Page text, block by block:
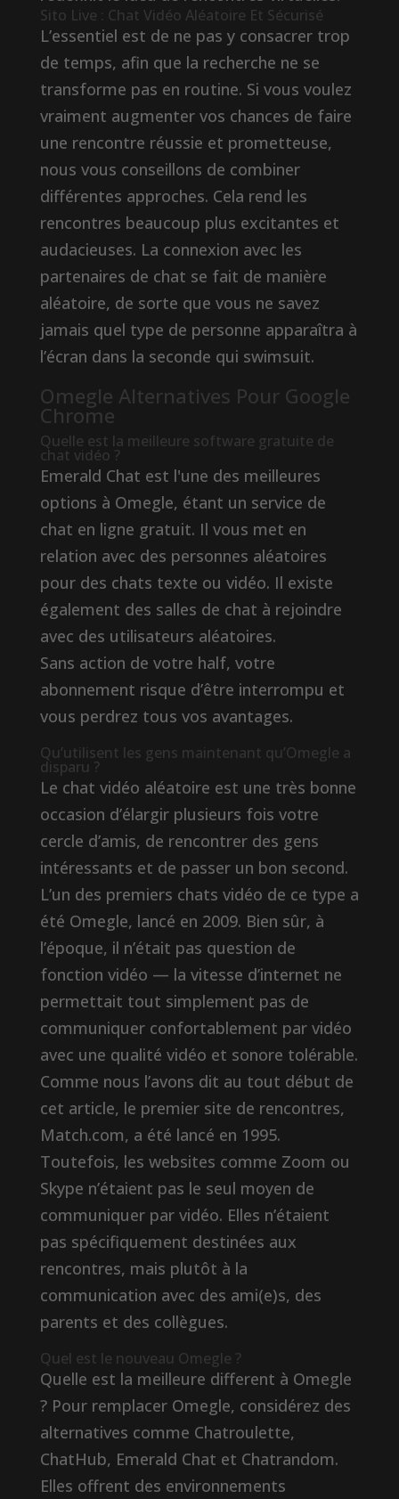
Sito Live : Chat Vidéo Aléatoire Et Sécurisé
L’essentiel est de ne pas y consacrer trop
de temps, afin que la recherche ne se
transforme pas en routine. Si vous voulez
vraiment augmenter vos chances de faire
une rencontre réussie et prometteuse,
nous vous conseillons de combiner
différentes approches. Cela rend les
rencontres beaucoup plus excitantes et
audacieuses. La connexion avec les
partenaires de chat se fait de manière
aléatoire, de sorte que vous ne savez
jamais quel type de personne apparaîtra à
l’écran dans la seconde qui swimsuit.
Omegle Alternatives Pour Google
Chrome
Quelle est la meilleure software gratuite de
chat vidéo ?
Emerald Chat est l'une des meilleures
options à Omegle, étant un service de
chat en ligne gratuit. Il vous met en
relation avec des personnes aléatoires
pour des chats texte ou vidéo. Il existe
également des salles de chat à rejoindre
avec des utilisateurs aléatoires.
Sans action de votre half, votre
abonnement risque d’être interrompu et
vous perdrez tous vos avantages.
Qu’utilisent les gens maintenant qu’Omegle a
disparu ?
Le chat vidéo aléatoire est une très bonne
occasion d’élargir plusieurs fois votre
cercle d’amis, de rencontrer des gens
intéressants et de passer un bon second.
L’un des premiers chats vidéo de ce type a
été Omegle, lancé en 2009. Bien sûr, à
l’époque, il n’était pas question de
fonction vidéo — la vitesse d’internet ne
permettait tout simplement pas de
communiquer confortablement par vidéo
avec une qualité vidéo et sonore tolérable.
Comme nous l’avons dit au tout début de
cet article, le premier site de rencontres,
Match.com, a été lancé en 1995.
Toutefois, les websites comme Zoom ou
Skype n’étaient pas le seul moyen de
communiquer par vidéo. Elles n’étaient
pas spécifiquement destinées aux
rencontres, mais plutôt à la
communication avec des ami(e)s, des
parents et des collègues.
Quel est le nouveau Omegle ?
Quelle est la meilleure different à Omegle
? Pour remplacer Omegle, considérez des
alternatives comme Chatroulette,
ChatHub, Emerald Chat et Chatrandom.
Elles offrent des environnements